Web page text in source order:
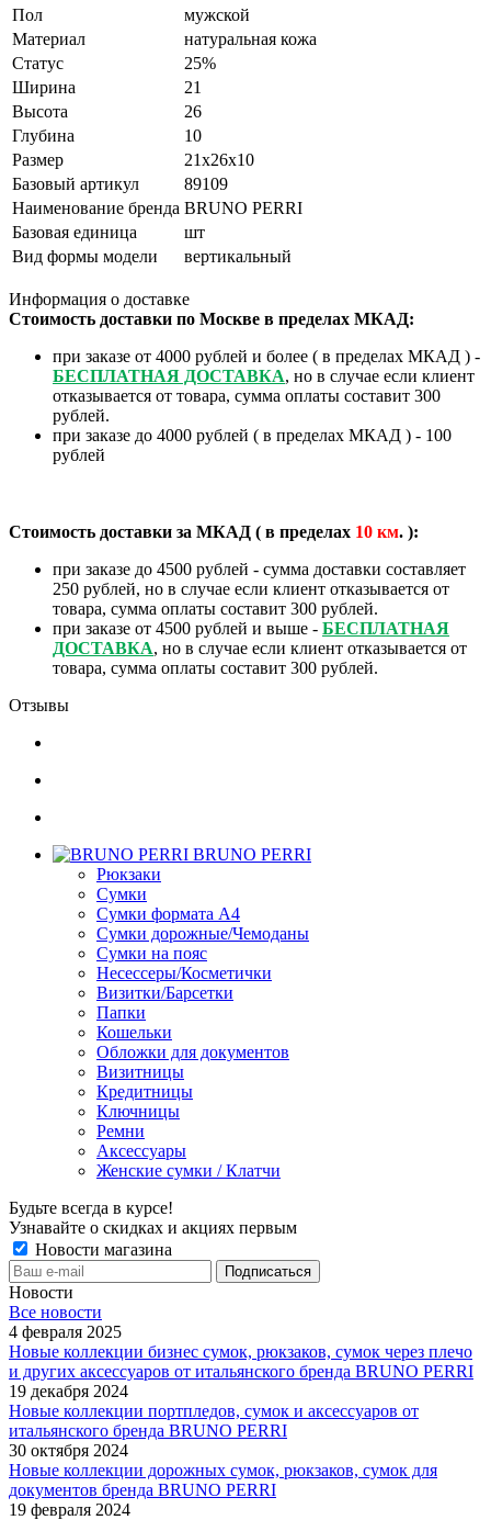
Пол
мужской
Материал
натуральная кожа
Статус
25%
Ширина
21
Высота
26
Глубина
10
Размер
21х26х10
Базовый артикул
89109
Наименование бренда BRUNO PERRI
Базовая единица
шт
Вид формы модели
вертикальный
Информация о доставке
Стоимость доставки по Москве в пределах МКАД:
при заказе от 4000 рублей и более ( в пределах МКАД ) -
БЕСПЛАТНАЯ ДОСТАВКА, но в случае если клиент
отказывается от товара, сумма оплаты составит 300
рублей.
при заказе до 4000 рублей ( в пределах МКАД ) - 100
рублей
Стоимость доставки за МКАД ( в пределах 10 км. ):
при заказе до 4500 рублей - сумма доставки составляет
250 рублей, но в случае если клиент отказывается от
товара, сумма оплаты составит 300 рублей.
при заказе от 4500 рублей и выше - БЕСПЛАТНАЯ
ДОСТАВКА, но в случае если клиент отказывается от
товара, сумма оплаты составит 300 рублей.
Отзывы
BRUNO PERRI
Рюкзаки
Сумки
Сумки формата А4
Сумки дорожные/Чемоданы
Сумки на пояс
Несессеры/Косметички
Визитки/Барсетки
Папки
Кошельки
Обложки для документов
Визитницы
Кредитницы
Ключницы
Ремни
Аксессуары
Женские сумки / Клатчи
Будьте всегда в курсе!
Узнавайте о скидках и акциях первым
Новости магазина
Новости
Все новости
4 февраля 2025
Новые коллекции бизнес сумок, рюкзаков, сумок через плечо
и других аксессуаров от итальянского бренда BRUNO PERRI
19 декабря 2024
Новые коллекции портпледов, сумок и аксессуаров от
итальянского бренда BRUNO PERRI
30 октября 2024
Новые коллекции дорожных сумок, рюкзаков, сумок для
документов бренда BRUNO PERRI
19 февраля 2024